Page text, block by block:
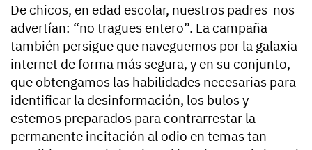
De chicos, en edad escolar, nuestros padres nos
advertían: “no tragues entero”. La campaña
también persigue que naveguemos por la galaxia
internet de forma más segura, y en su conjunto,
que obtengamos las habilidades necesarias para
identificar la desinformación, los bulos y
estemos preparados para contrarrestar la
permanente incitación al odio en temas tan